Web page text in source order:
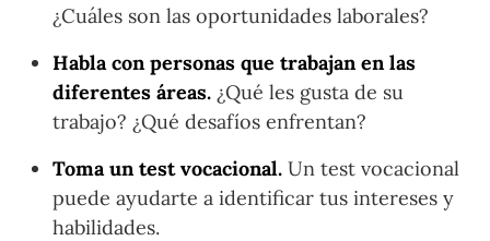
¿Cuáles son las oportunidades laborales?
Habla con personas que trabajan en las
diferentes áreas. ¿Qué les gusta de su
trabajo? ¿Qué desafíos enfrentan?
Toma un test vocacional. Un test vocacional
puede ayudarte a identificar tus intereses y
habilidades.